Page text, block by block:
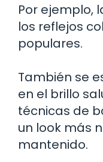
Por ejemplo,
los reflejos
populares.
También se
en el brillo
técnicas de
un look más
mantenido.